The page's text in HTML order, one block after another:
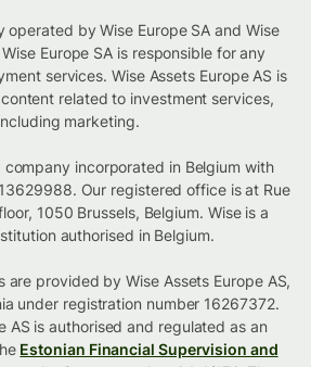
operated by Wise Europe SA and Wise
Europe SA is responsible for any
services. Wise Assets Europe AS is
related to investment services,
marketing.
company incorporated in Belgium with
Our registered office is at Rue
1050 Brussels, Belgium. Wise is a
authorised in Belgium.
are provided by Wise Assets Europe AS,
under registration number 16267372.
AS is authorised and regulated as an
Estonian Financial Supervision and